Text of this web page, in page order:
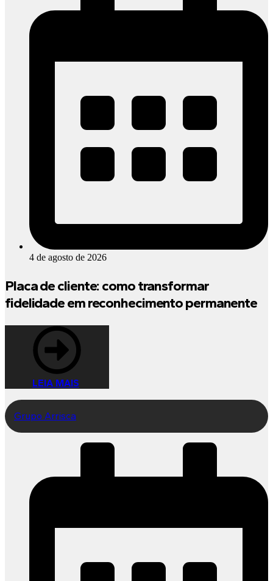
4 de agosto de 2026
Placa de cliente: como transformar
fidelidade em reconhecimento permanente
LEIA MAIS
Grupo Arrisca